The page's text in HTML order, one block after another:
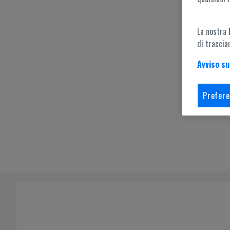
La nostra
di
Avviso